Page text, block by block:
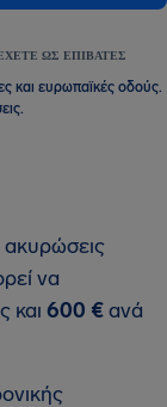
ΩΣ ΕΠΙΒΆΤΕΣ
και ευρωπαϊκές οδούς.
ακυρώσεις
να
και 600 €ανά